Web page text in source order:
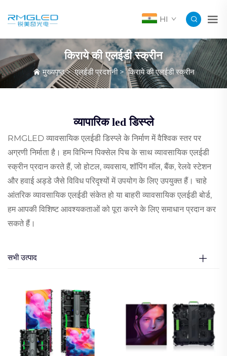
HI
किराये की एलईडी स्क्रीन
मुख्यपृष्ठ>एलईडी प्रदर्शनी>किराये की एलईडी स्क्रीन
व्यापारिक led डिस्प्ले
RMGLED व्यावसायिक एलईडी डिस्प्ले के निर्माण में वैश्विक स्तर पर
अग्रणी निर्माता है। हम विभिन्न पिक्सेल पिच के साथ व्यावसायिक एलईडी
स्क्रीन प्रदान करते हैं, जो होटल, व्यवसाय, शॉपिंग मॉल, बैंक, रेलवे स्टेशन
और हवाई अड्डे जैसे विविध परिदृश्यों में उपयोग के लिए उपयुक्त हैं। चाहे
आंतरिक व्यावसायिक एलईडी संकेत हो या बाहरी व्यावसायिक एलईडी बोर्ड,
हम आपकी विशिष्ट आवश्यकताओं को पूरा करने के लिए समाधान प्रदान कर
सकते हैं।
सभी उत्पाद